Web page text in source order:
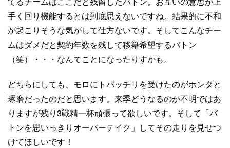
手く回り機能するとは到底思えないですね。結果的に不和
が起こりそうな気がして仕方ないです。そしてこんなチー
ムはダメだと契約年数を残して移籍希望するバトン
（笑）・・・なんてことになったりすかも。
どちらにしても、モロにトバッチリを受けたのがホンダと
琢磨だったのだと思います。来季どうなるのか不明ではあ
りますが残り3戦精一杯頑張って欲しいです。そして「バ
トンを思いっきりオーバーテイク」してその走りを見せつ
けてほしいです！